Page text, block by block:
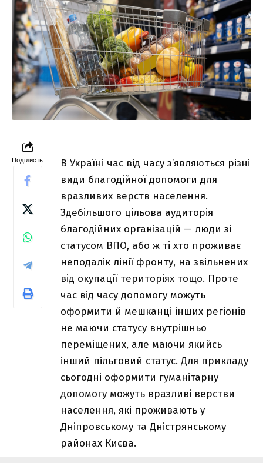
Поділисть
В Україні час від часу з’являються різні
види благодійної допомоги для
вразливих верств населення.
Здебільшого цільова аудиторія
благодійних організацій — люди зі
статусом ВПО, або ж ті хто проживає
неподалік лінії фронту, на звільнених
від окупації територіях тощо. Проте
час від часу допомогу можуть
оформити й мешканці інших регіонів
не маючи статусу внутрішньо
переміщених, але маючи якийсь
інший пільговий статус. Для прикладу
сьогодні оформити гуманітарну
допомогу можуть вразливі верстви
населення, які проживають у
Дніпровському та Дністрянському
районах Києва.